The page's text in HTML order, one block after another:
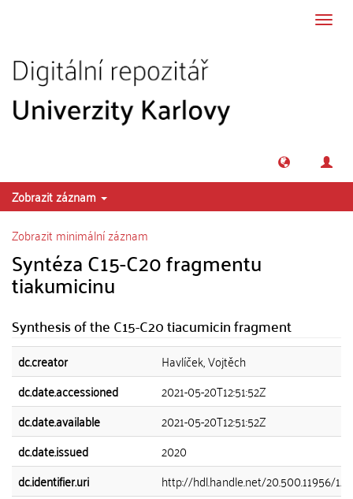
Zobrazit záznam
Zobrazit minimální záznam
Syntéza C15-C20 fragmentu
tiakumicinu
Synthesis of the C15-C20 tiacumicin fragment
dc.creator
Havlíček, Vojtěch
dc.date.accessioned
2021-05-20T12:51:52Z
dc.date.available
2021-05-20T12:51:52Z
dc.date.issued
2020
dc.identifier.uri
http://hdl.handle.net/20.500.11956/